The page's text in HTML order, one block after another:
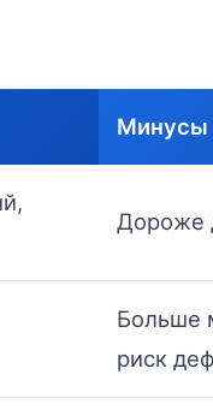
Минусы
Дороже
Больше
риск